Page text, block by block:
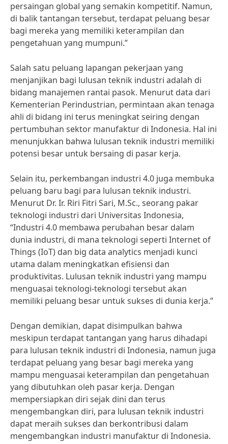
persaingan global yang semakin kompetitif. Namun,
di balik tantangan tersebut, terdapat peluang besar
bagi mereka yang memiliki keterampilan dan
pengetahuan yang mumpuni.”
Salah satu peluang lapangan pekerjaan yang
menjanjikan bagi lulusan teknik industri adalah di
bidang manajemen rantai pasok. Menurut data dari
Kementerian Perindustrian, permintaan akan tenaga
ahli di bidang ini terus meningkat seiring dengan
pertumbuhan sektor manufaktur di Indonesia. Hal ini
menunjukkan bahwa lulusan teknik industri memiliki
potensi besar untuk bersaing di pasar kerja.
Selain itu, perkembangan industri 4.0 juga membuka
peluang baru bagi para lulusan teknik industri.
Menurut Dr. Ir. Riri Fitri Sari, M.Sc., seorang pakar
teknologi industri dari Universitas Indonesia,
“Industri 4.0 membawa perubahan besar dalam
dunia industri, di mana teknologi seperti Internet of
Things (IoT) dan big data analytics menjadi kunci
utama dalam meningkatkan efisiensi dan
produktivitas. Lulusan teknik industri yang mampu
menguasai teknologi-teknologi tersebut akan
memiliki peluang besar untuk sukses di dunia kerja.”
Dengan demikian, dapat disimpulkan bahwa
meskipun terdapat tantangan yang harus dihadapi
para lulusan teknik industri di Indonesia, namun juga
terdapat peluang yang besar bagi mereka yang
mampu menguasai keterampilan dan pengetahuan
yang dibutuhkan oleh pasar kerja. Dengan
mempersiapkan diri sejak dini dan terus
mengembangkan diri, para lulusan teknik industri
dapat meraih sukses dan berkontribusi dalam
mengembangkan industri manufaktur di Indonesia.